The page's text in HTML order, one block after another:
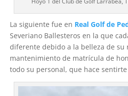
La siguiente fue en Real Golf de
Severiano Ballesteros en la que
diferente debido a la belleza de su
mantenimiento de matrícula de
todo su personal, que hace